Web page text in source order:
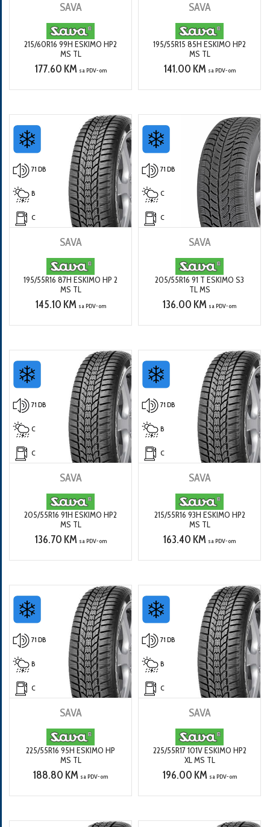
SAVA
215/60R16 99H ESKIMO HP2
MS TL
177.60 KM sa PDV-om
SAVA
195/55R15 85H ESKIMO HP2
MS TL
141.00 KM sa PDV-om
71 DB
B
C
SAVA
195/55R16 87H ESKIMO HP 2
MS TL
145.10 KM sa PDV-om
71 DB
C
C
SAVA
205/55R16 91 T ESKIMO S3
TL MS
136.00 KM sa PDV-om
71 DB
C
C
SAVA
205/55R16 91H ESKIMO HP2
MS TL
136.70 KM sa PDV-om
71 DB
B
C
SAVA
215/55R16 93H ESKIMO HP2
MS TL
163.40 KM sa PDV-om
71 DB
B
C
SAVA
225/55R16 95H ESKIMO HP
MS TL
188.80 KM sa PDV-om
71 DB
B
C
SAVA
225/55R17 101V ESKIMO HP2
XL MS TL
196.00 KM sa PDV-om